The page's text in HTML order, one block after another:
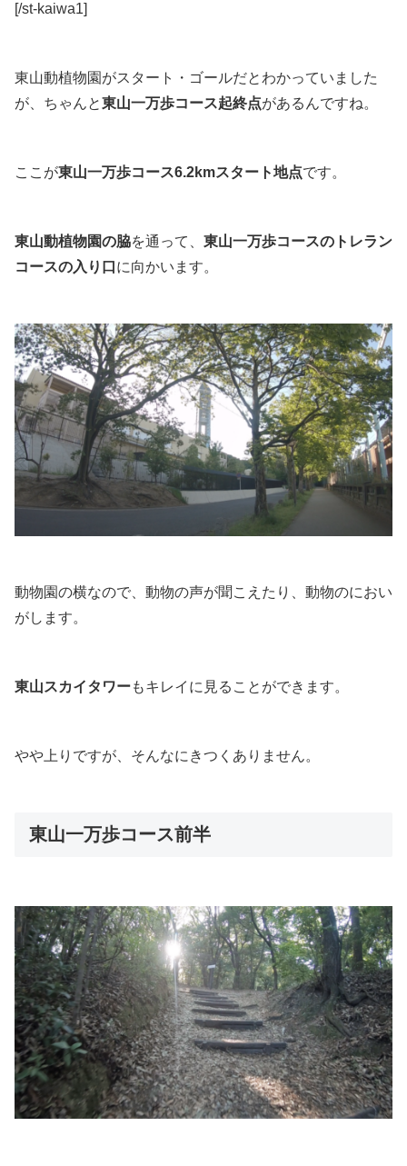
[/st-kaiwa1]
東山動植物園がスタート・ゴールだとわかっていました
が、ちゃんと東山一万歩コース起終点があるんですね。
ここが東山一万歩コース6.2kmスタート地点です。
東山動植物園の脇を通って、 東山一万歩コースのトレラン
コースの入り口 に向かいます。
動物園の横なので、動物の声が聞こえたり、動物のにおい
がします。
東山スカイタワーもキレイに見ることができます。
やや上りですが、そんなにきつくありません。
東山一万歩コース前半